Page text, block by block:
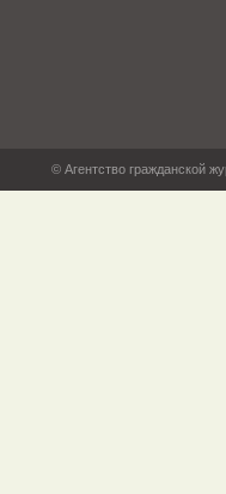
© Агентство гражданской